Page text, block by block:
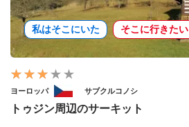
私はそこにいた そこに行きたい
ヨーロッパ サブクルコノシ
トゥジン周辺のサーキット